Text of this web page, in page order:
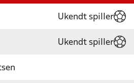
Ukendt spiller
Ukendt spiller